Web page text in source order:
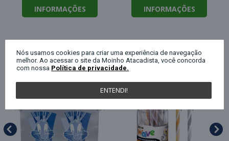
INFORMAÇÕES
INFORMAÇÕES
QUEM COMPROU ESTE PRODUTO,
Nós usamos cookies para criar uma experiência de navegação
melhor. Ao acessar o site da Moinho Atacadista, você concorda
com nossa Política de privacidade.
ENTENDI!